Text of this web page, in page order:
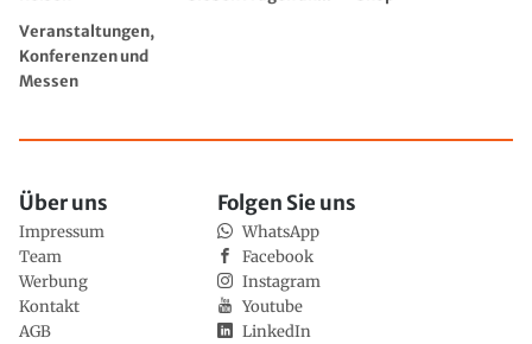
Veranstaltungen,
Konferenzen und
Messen
Über uns
Impressum
Team
Werbung
Kontakt
AGB
Folgen Sie uns
WhatsApp
Facebook
Instagram
Youtube
LinkedIn